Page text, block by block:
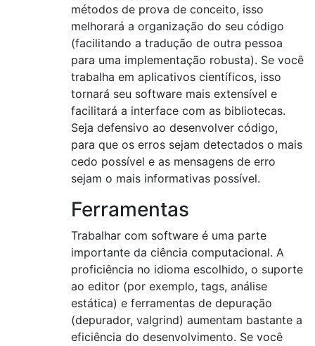
métodos de prova de conceito, isso
melhorará a organização do seu código
(facilitando a tradução de outra pessoa
para uma implementação robusta). Se você
trabalha em aplicativos científicos, isso
tornará seu software mais extensível e
facilitará a interface com as bibliotecas.
Seja defensivo ao desenvolver código,
para que os erros sejam detectados o mais
cedo possível e as mensagens de erro
sejam o mais informativas possível.
Ferramentas
Trabalhar com software é uma parte
importante da ciência computacional. A
proficiência no idioma escolhido, o suporte
ao editor (por exemplo, tags, análise
estática) e ferramentas de depuração
(depurador, valgrind) aumentam bastante a
eficiência do desenvolvimento. Se você